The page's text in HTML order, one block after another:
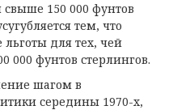
свыше 150 000 фунтов
тем, что
для тех, чей
000 фунтов стерлингов.
шагом в
середины 1970-х,